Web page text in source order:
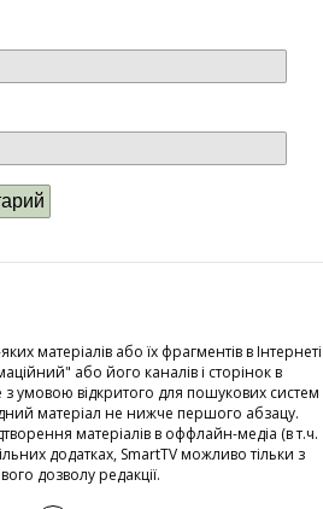
матеріалів або їх фрагментів в Інтернеті
або його каналів і сторінок в
умовою відкритого для пошукових систем
матеріал не нижче першого абзацу.
матеріалів в оффлайн-медіа (в т.ч.
додатках, SmartTV можливо тільки з
дозволу редакції.